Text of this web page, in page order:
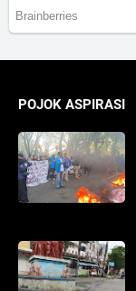
POJOK ASPIRASI